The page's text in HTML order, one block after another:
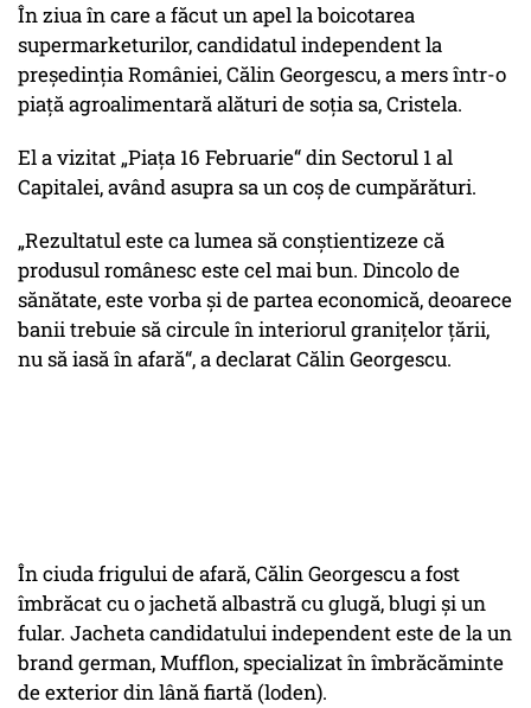
În ziua în care a făcut un apel la boicotarea
supermarketurilor, candidatul independent la
președinția României, Călin Georgescu, a mers într-o
piață agroalimentară alături de soția sa, Cristela.
El a vizitat „Piața 16 Februarie“ din Sectorul 1 al
Capitalei, având asupra sa un coș de cumpărături.
„Rezultatul este ca lumea să conștientizeze că
produsul românesc este cel mai bun. Dincolo de
sănătate, este vorba și de partea economică, deoarece
banii trebuie să circule în interiorul granițelor țării,
nu să iasă în afară“, a declarat Călin Georgescu.
În ciuda frigului de afară, Călin Georgescu a fost
îmbrăcat cu o jachetă albastră cu glugă, blugi și un
fular. Jacheta candidatului independent este de la un
brand german, Mufflon, specializat în îmbrăcăminte
de exterior din lână fiartă (loden).